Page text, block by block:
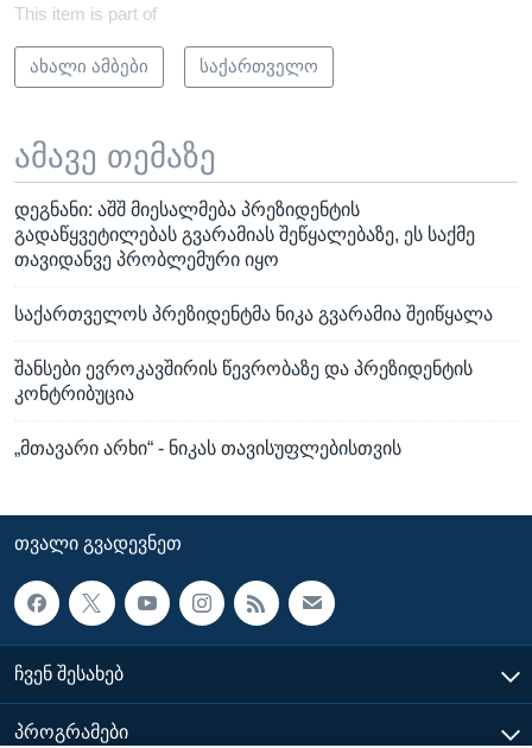
This item is part of
ახალი ამბები საქართველო
ამავე თემაზე
დეგნანი: აშშ მიესალმება პრეზიდენტის
გადაწყვეტილებას გვარამიას შეწყალებაზე, ეს საქმე
თავიდანვე პრობლემური იყო
საქართველოს პრეზიდენტმა ნიკა გვარამია შეიწყალა
შანსები ევროკავშირის წევრობაზე და პრეზიდენტის
კონტრიბუცია
„მთავარი არხი“ - ნიკას თავისუფლებისთვის
ᲗᲕᲐᲚᲘ ᲒᲕᲐᲓᲔᲕᲜᲔᲗ
ᲩᲕᲔᲜ ᲨᲔᲡᲐᲮᲔᲑ
ᲞᲠᲝᲒᲠᲐᲛᲔᲑᲘ